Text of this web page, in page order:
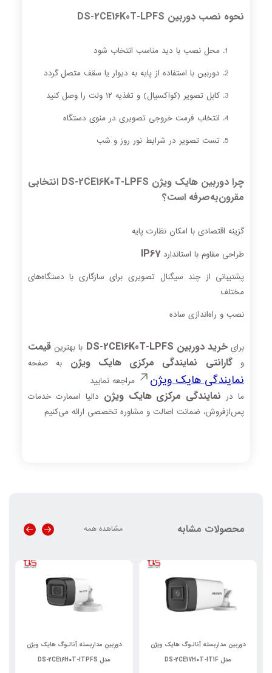
نحوه نصب دوربین DS‑2CE16K0T‑LPFS
محل نصب با دید مناسب انتخاب شود
دوربین با استفاده از پایه به دیوار یا سقف متصل گردد
کابل تصویر (کواکسیال) و تغذیه ۱۲ ولت را وصل کنید
انتخاب فرمت خروجی تصویری در منوی دستگاه
تست تصویر در شرایط نور روز و شب
چرا دوربین هایک ویژن DS‑2CE16K0T‑LPFS انتخابی
مقرون‌به‌صرفه است؟
گزینه اقتصادی با امکان نظارت پایه
طراحی مقاوم با استانداردIP67
پشتیبانی از چند سیگنال تصویری برای سازگاری با دستگاه‌های
مختلف
نصب و راه‌اندازی ساده
برایخرید دوربین DS‑2CE16K0T‑LPFS با بهترینقیمت
وگارانتی نمایندگی مرکزی هایک ویژن به صفحه
نمایندگی هایک ویژن
مراجعه نمایید
ما در نمایندگی مرکزی هایک ویژن دالیا اسمارت خدمات
پس‌ازفروش، ضمانت اصالت و مشاوره تخصصی ارائه می‌کنیم
محصولات مشابه مشاهده همه
دوربین مداربسته آنالـوگ هایک ویژن
مدل DS-2CE17H0T-IT1F
دوربین مداربسته آنالـوگ هایک ویژن
مدل DS-2CE16H0T-ITPFS